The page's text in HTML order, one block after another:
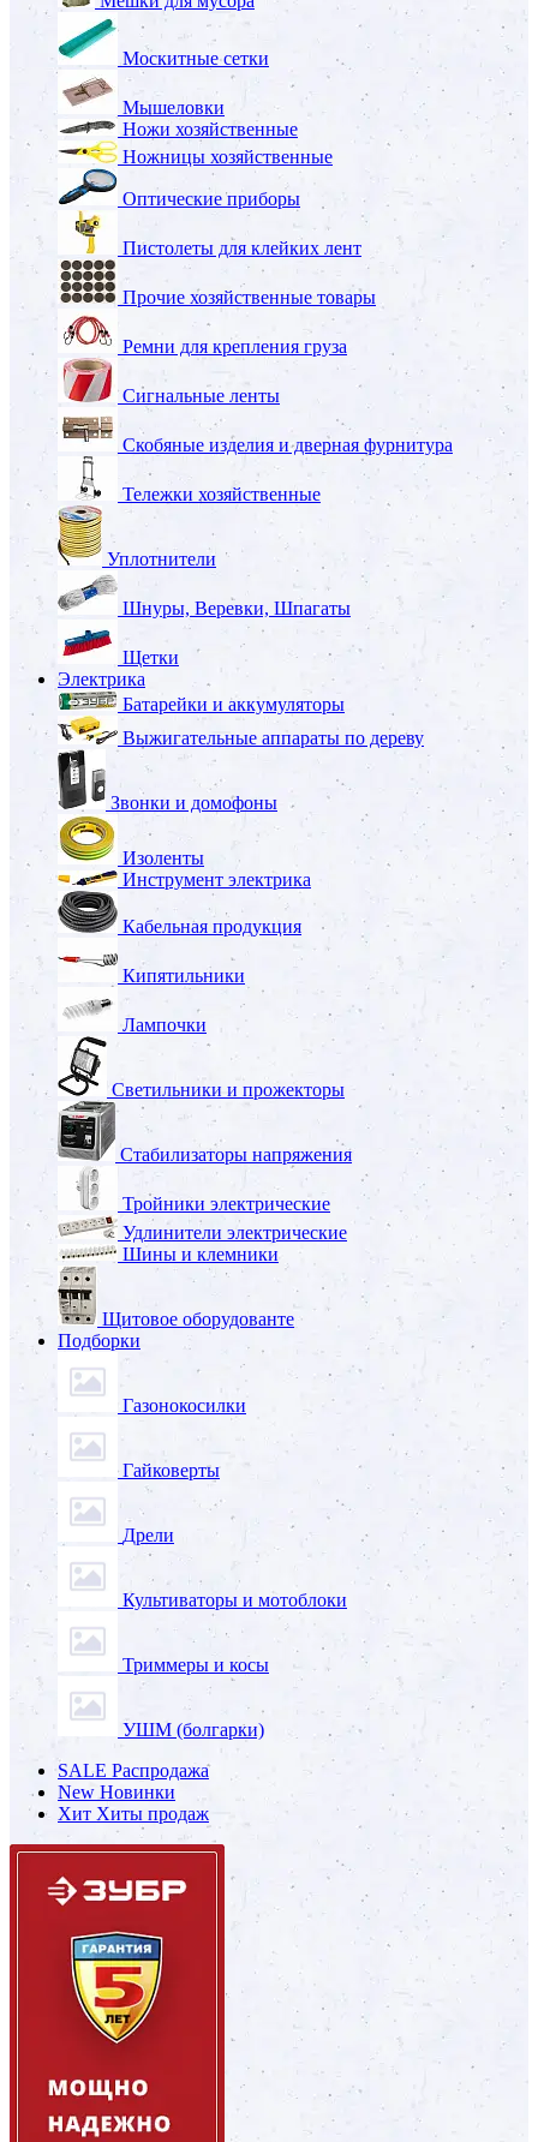
Москитные сетки
Мышеловки
Ножи хозяйственные
Ножницы хозяйственные
Оптические приборы
Пистолеты для клейких лент
Прочие хозяйственные товары
Ремни для крепления груза
Сигнальные ленты
Скобяные изделия и дверная фурнитура
Тележки хозяйственные
Уплотнители
Шнуры, Веревки, Шпагаты
Щетки
Электрика
Батарейки и аккумуляторы
Выжигательные аппараты по дереву
Звонки и домофоны
Изоленты
Инструмент электрика
Кабельная продукция
Кипятильники
Лампочки
Светильники и прожекторы
Стабилизаторы напряжения
Тройники электрические
Удлинители электрические
Шины и клемники
Щитовое оборудованте
Подборки
Газонокосилки
Гайковерты
Дрели
Культиваторы и мотоблоки
Триммеры и косы
УШМ (болгарки)
SALE Распродажа
New Новинки
Хит Хиты продаж